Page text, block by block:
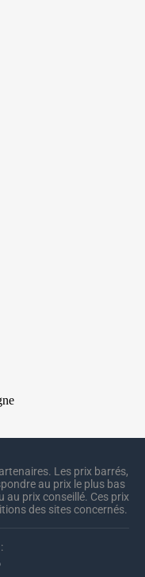
Les prix barrés,
au prix le plus bas
au prix conseillé. Ces prix
des sites concernés.